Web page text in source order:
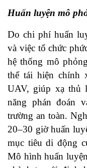
Huấn luyện mô
Do chi phí huấn
và việc tổ chức
hệ thống mô
thể tái hiện chính
UAV, giúp xạ thủ
năng phán đoán
trường an toàn.
20–30 giờ huấn
mục tiêu di động
Mô hình huấn